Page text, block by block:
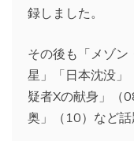
録しました。
その後も「メゾ
星」「日本沈没
疑者Xの献身」（
奥」（10）など話